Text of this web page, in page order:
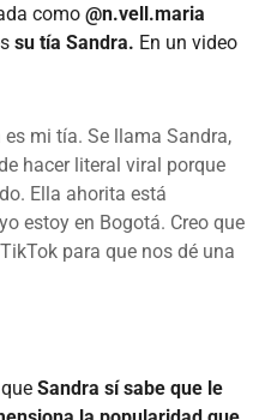
como @n.vell.maria
su tía Sandra. En un video
mi tía. Se llama Sandra,
hacer literal viral porque
Ella ahorita está
estoy en Bogotá. Creo que
para que nos dé una
Sandra sí sabe que le